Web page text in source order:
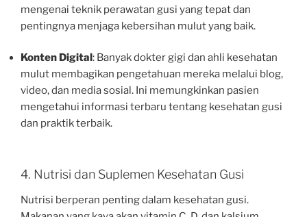
mengenai teknik perawatan gusi yang tepat dan
pentingnya menjaga kebersihan mulut yang baik.
Konten Digital: Banyak dokter gigi dan ahli kesehatan
mulut membagikan pengetahuan mereka melalui blog,
video, dan media sosial. Ini memungkinkan pasien
mengetahui informasi terbaru tentang kesehatan gusi
dan praktik terbaik.
4. Nutrisi dan Suplemen Kesehatan Gusi
Nutrisi berperan penting dalam kesehatan gusi.